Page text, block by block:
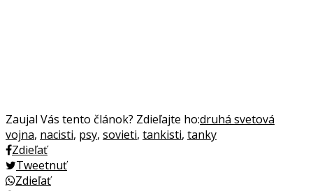
Zaujal Vás tento článok? Zdieľajte ho:druhá svetová
vojna, nacisti, psy, sovieti, tankisti, tanky
Zdieľať
Tweetnuť
Zdieľať